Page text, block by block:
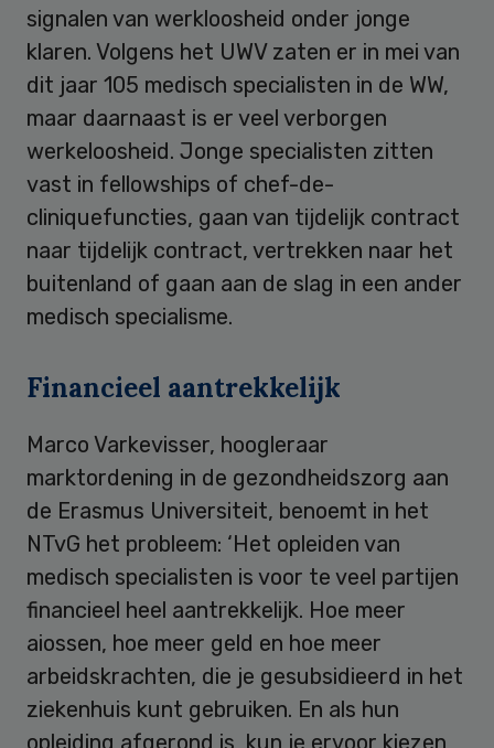
signalen van werkloosheid onder jonge
klaren. Volgens het UWV zaten er in mei van
dit jaar 105 medisch specialisten in de WW,
maar daarnaast is er veel verborgen
werkeloosheid. Jonge specialisten zitten
vast in fellowships of chef-de-
cliniquefuncties, gaan van tijdelijk contract
naar tijdelijk contract, vertrekken naar het
buitenland of gaan aan de slag in een ander
medisch specialisme.
Financieel aantrekkelijk
Marco Varkevisser, hoogleraar
marktordening in de gezondheidszorg aan
de Erasmus Universiteit, benoemt in het
NTvG het probleem: ‘Het opleiden van
medisch specialisten is voor te veel partijen
financieel heel aantrekkelijk. Hoe meer
aiossen, hoe meer geld en hoe meer
arbeidskrachten, die je gesubsidieerd in het
ziekenhuis kunt gebruiken. En als hun
opleiding afgerond is, kun je ervoor kiezen